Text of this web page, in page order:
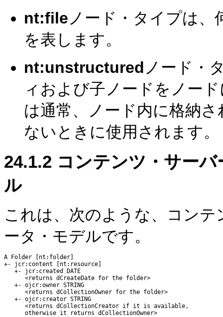
nt:fileノード・タイプは
を表します。
nt:unstructured ノード・
ィおよび子ノードをノー
は通常、ノード内に格納
ないときに使用されます。
24.1.2 コンテンツ・サー
ル
これは、次のような、コン
ータ・モデルです。
A Folder [nt:folder]
+- jcr:content [nt:resource]
   +- jcr:created DATE
      <returns dCreateDate for the folder>
   +- ojcr:owner STRING
      <returns dCollectionOwner for the folder>
   +- ojcr:creator STRING
      <returns dCollectionCreator if it is available,
      otherwise it returns dCollectionOwner>